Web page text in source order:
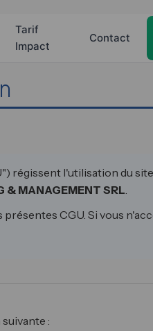
Tarif
Impact
Contact
régissent l'utilisation du
& MANAGEMENT SRL
CGU. Si vous
: